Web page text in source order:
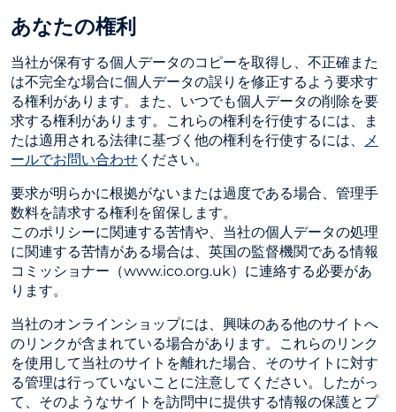
あなたの権利
当社が保有する個人データのコピーを取得し、不正確また
は不完全な場合に個人データの誤りを修正するよう要求す
る権利があります。また、いつでも個人データの削除を要
求する権利があります。これらの権利を行使するには、ま
たは適用される法律に基づく他の権利を行使するには、
メ
ールでお問い合わせ ください。
要求が明らかに根拠がないまたは過度である場合、管理手
数料を請求する権利を留保します。
このポリシーに関連する苦情や、当社の個人データの処理
に関連する苦情がある場合は、英国の監督機関である情報
コミッショナー（www.ico.org.uk）に連絡する必要があ
ります。
当社のオンラインショップには、興味のある他のサイトへ
のリンクが含まれている場合があります。これらのリンク
を使用して当社のサイトを離れた場合、そのサイトに対す
る管理は行っていないことに注意してください。したがっ
て、そのようなサイトを訪問中に提供する情報の保護とプ